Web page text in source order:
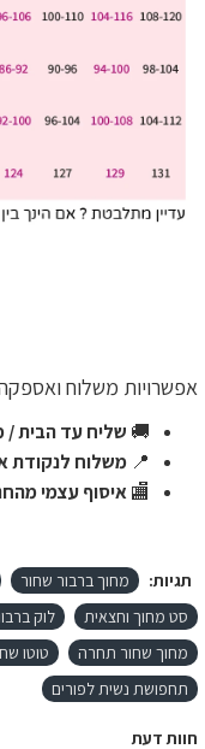
אפשרויות משלוח
🚚 שליח עד הבית
📍 משלוח לנקודת
🏬איסוף עצמי
תגיות: מחוך ברבור שחור
סט מחוך וחצאית
לוק
מחוך שחור תחרה
טוטו
תחפושת נשית לפורים
חוות דעת